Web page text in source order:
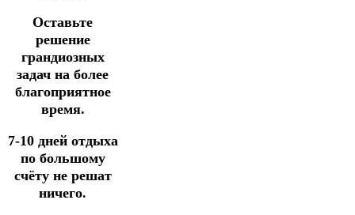
Оставьте
решение
грандиозных
задач на более
благоприятное
время.
7-10 дней отдыха
по большому
счёту не решат
ничего.